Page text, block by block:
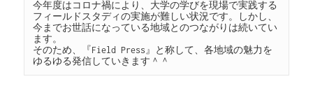
今年度はコロナ禍により、大学の学びを現場で実践する
フィールドスタディの実施が難しい状況です。しかし、
今までお世話になっている地域とのつながりは続いてい
ます。
そのため、『Field Press』と称して、各地域の魅力を
ゆるゆる発信していきます＾＾